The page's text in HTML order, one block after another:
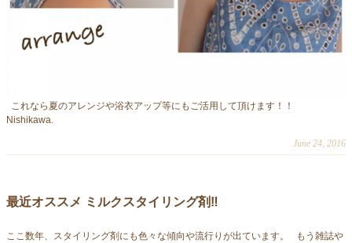
これなら夏のアレンジや浴衣アップ等にもご活用して頂けます！！
Nishikawa.
June 24, 2016
最近オススメ ミルクスタイリング剤‼︎
ここ数年、スタイリング剤にも色々な傾向や流行りが出ています。 もう雑誌や